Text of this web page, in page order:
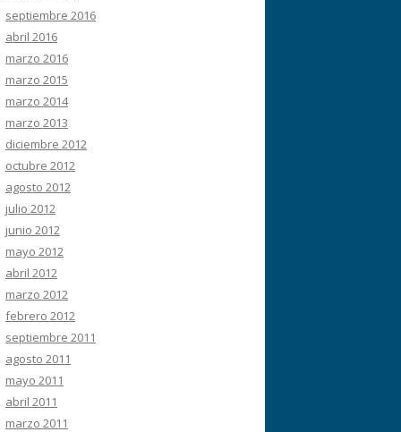
septiembre 2016
abril 2016
marzo 2016
marzo 2015
marzo 2014
marzo 2013
diciembre 2012
octubre 2012
agosto 2012
julio 2012
junio 2012
mayo 2012
abril 2012
marzo 2012
febrero 2012
septiembre 2011
agosto 2011
mayo 2011
abril 2011
marzo 2011